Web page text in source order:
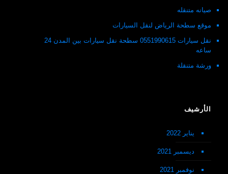
صيانه متنقله
موقع سطحة الرياض لنقل السيارات
نقل سيارات 0551990615 سطحة نقل سيارات بين المدن 24
ساعه
ورشة متنقلة
الأرشيف
يناير 2022
ديسمبر 2021
نوفمبر 2021